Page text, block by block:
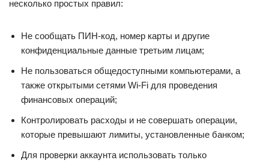
несколько простых правил:
Не сообщать ПИН-код, номер карты и другие
конфиденциальные данные третьим лицам;
Не пользоваться общедоступными компьютерами, а
также открытыми сетями Wi-Fi для проведения
финансовых операций;
Контролировать расходы и не совершать операции,
которые превышают лимиты, установленные банком;
Для проверки аккаунта использовать только